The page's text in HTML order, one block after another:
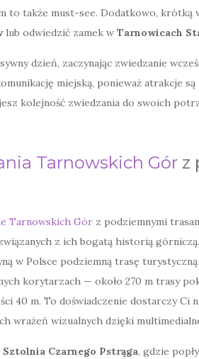
to także must-see. Dodatkowo,
lub odwiedzić zamek w Tarnowicach
dzień, zaczynając zwiedzanie
miejską, ponieważ atrakcje
kolejność zwiedzania do swoich
Tarnowskich Gór z
Tarnowskich Gór z podziemnymi
z ich bogatą historią
w Polsce podziemną trasę
korytarzach — około 270 m trasy
40 m. To doświadczenie dostarczy
wrażeń wizualnych dzięki
Sztolnia Czarnego Pstrąga, gdzie